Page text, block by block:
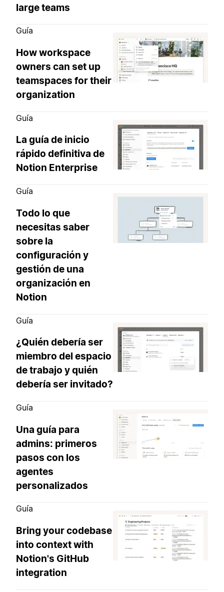
large teams
Guía
How workspace
owners can set up
teamspaces for their
organization
Guía
La guía de inicio
rápido definitiva de
Notion Enterprise
Guía
Todo lo que
necesitas saber
sobre la
configuración y
gestión de una
organización en
Notion
Guía
¿Quién debería ser
miembro del espacio
de trabajo y quién
debería ser invitado?
Guía
Una guía para
admins: primeros
pasos con los
agentes
personalizados
Guía
Bring your codebase
into context with
Notion's GitHub
integration